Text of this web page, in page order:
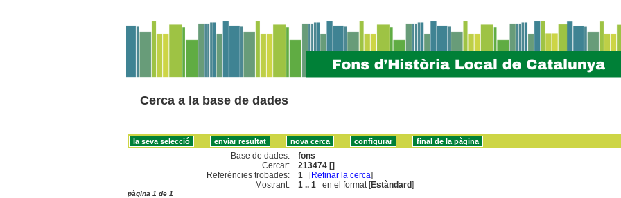
Cerca a la base de dades
Base de dades:
fons
Cercar:
213474 []
Referències trobades:
1 [Refinar la cerca]
Mostrant:
1 .. 1 en el format [Estàndard]
pàgina 1 de 1